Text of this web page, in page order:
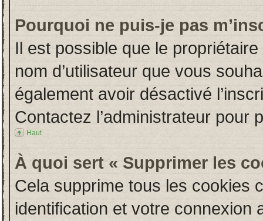
Pourquoi ne puis-je pas
Il est possible que le
nom d’utilisateur que vous
également avoir désactivé
Contactez l’administrateur pour
Haut
À quoi sert « Supprimer les
Cela supprime tous les cookies
identification et votre connexion